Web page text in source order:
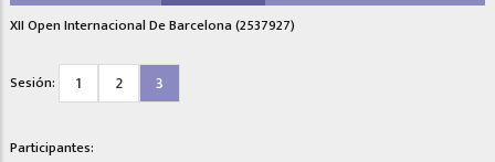
XII Open Internacional De Barcelona (2537927)
Sesión: 1 2 3
Participantes: